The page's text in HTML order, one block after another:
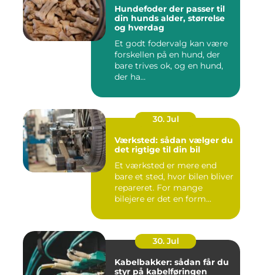
Hundefoder der passer til
din hunds alder, størrelse
og hverdag
Et godt fodervalg kan være
forskellen på en hund, der
bare trives ok, og en hund,
der ha...
30. Jul
Værksted: sådan vælger du
det rigtige til din bil
Et værksted er mere end
bare et sted, hvor bilen bliver
repareret. For mange
bilejere er det en form...
30. Jul
Kabelbakker: sådan får du
styr på kabelføringen